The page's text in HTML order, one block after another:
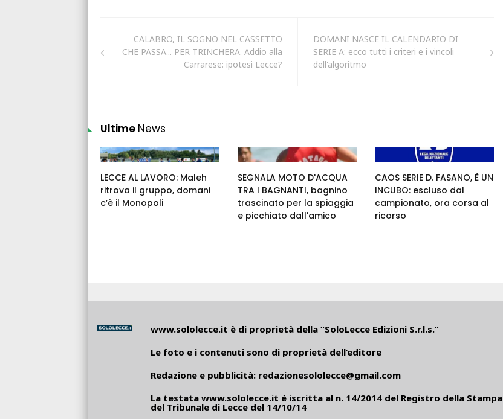
CALABRO, IL SOGNO NEL CASSETTO
CHE PASSA... PER TRINCHERA. Addio alla
Carrarese: ipotesi Lecce?
DOMANI NASCE IL CALENDARIO DI
SERIE A: ecco tutti i criteri e i vincoli
dell'algoritmo
Ultime News
LECCE AL LAVORO: Maleh
ritrova il gruppo, domani
c’è il Monopoli
SEGNALA MOTO D'ACQUA
TRA I BAGNANTI, bagnino
trascinato per la spiaggia
e picchiato dall'amico
CAOS SERIE D. FASANO, È UN
INCUBO: escluso dal
campionato, ora corsa al
ricorso
www.sololecce.it è di proprietà della “SoloLecce Edizioni S.r.l.s.”
Le foto e i contenuti sono di proprietà dell’editore
Redazione e pubblicità: redazionesololecce@gmail.com
La testata www.sololecce.it è iscritta al n. 14/2014 del Registro della Stampa
del Tribunale di Lecce del 14/10/14